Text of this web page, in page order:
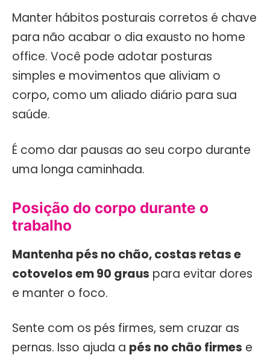
Manter hábitos posturais corretos é chave
para não acabar o dia exausto no home
office. Você pode adotar posturas
simples e movimentos que aliviam o
corpo, como um aliado diário para sua
saúde.
É como dar pausas ao seu corpo durante
uma longa caminhada.
Posição do corpo durante o
trabalho
Mantenha pés no chão, costas retas e
cotovelos em 90 graus para evitar dores
e manter o foco.
Sente com os pés firmes, sem cruzar as
pernas. Isso ajuda a pés no chão firmes e